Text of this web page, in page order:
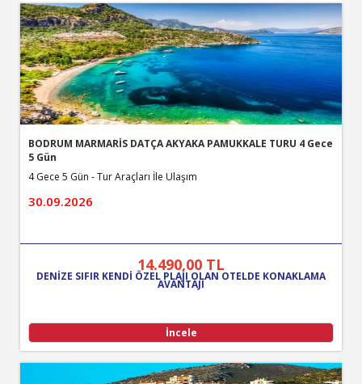
BODRUM MARMARİS DATÇA AKYAKA PAMUKKALE TURU 4 Gece
5 Gün
4 Gece 5 Gün - Tur Araçları İle Ulaşım
30.09.2026
14.490,00 TL
DENİZE SIFIR KENDİ ÖZEL PLAJI OLAN OTELDE KONAKLAMA
AVANTAJI
İncele